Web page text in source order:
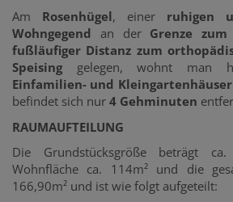
Am Rosenhügel, einer ruhigen
Wohngegend an der Grenze
fußläufiger Distanz zum
Speising gelegen, wohnt man
Einfamilien- und
befindet sich nur 4 Gehminuten
RAUMAUFTEILUNG
Die Grundstücksgröße beträgt
Wohnfläche ca. 114m² und die
166,90m² und ist wie folgt aufgeteilt: